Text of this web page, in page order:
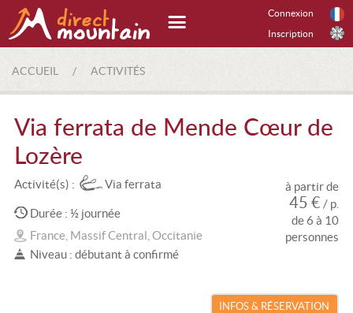
Connexion
Inscription
ACCUEIL / ACTIVITÉS
Via ferrata de Mende Cœur de
Lozère
Activité(s) : Via ferrata
Durée : ½ journée
France, Massif Central, Occitanie
Niveau : débutant à confirmé
à partir de
45 € / p.
de 6 à 10
personnes
INFOS & RÉSERVATION